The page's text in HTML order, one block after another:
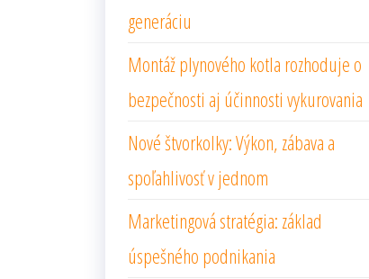
generáciu
Montáž plynového kotla rozhoduje o
bezpečnosti aj účinnosti vykurovania
Nové štvorkolky: Výkon, zábava a
spoľahlivosť v jednom
Marketingová stratégia: základ
úspešného podnikania